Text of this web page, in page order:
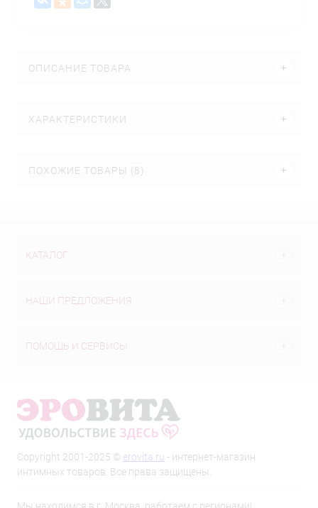
ОПИСАНИЕ ТОВАРА
ХАРАКТЕРИСТИКИ
ПОХОЖИЕ ТОВАРЫ (8)
КАТАЛОГ
НАШИ ПРЕДЛОЖЕНИЯ
ПОМОЩЬ И СЕРВИСЫ
Copyright 2001-2025 © erovita.ru - интернет-магазин
интимных товаров. Все права защищены.